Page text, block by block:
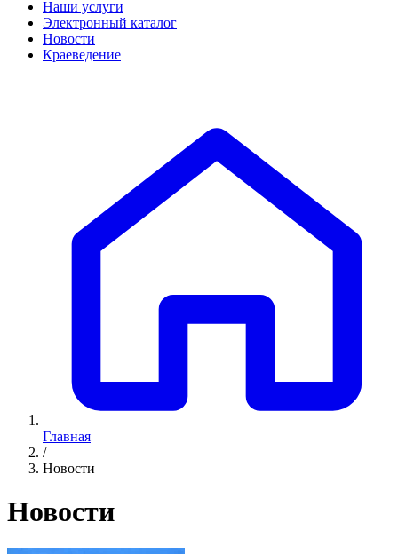
Наши услуги
Электронный каталог
Новости
Краеведение
Главная
/
Новости
Новости